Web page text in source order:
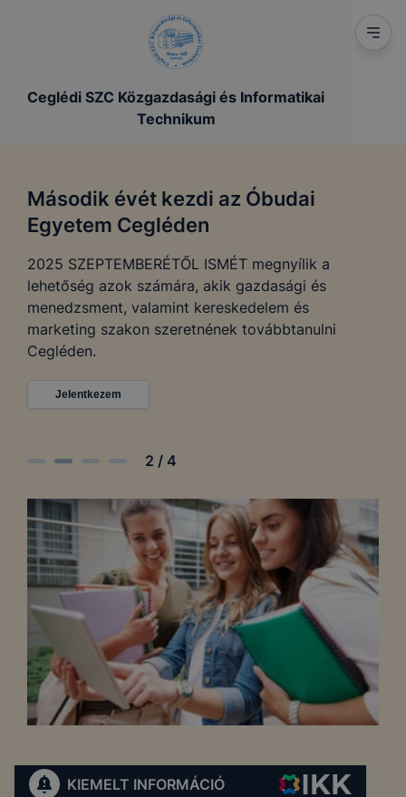
Ceglédi SZC Közgazdasági és Informatikai
Technikum
Második évét kezdi az Óbudai
Egyetem Cegléden
2025 SZEPTEMBERÉTŐL ISMÉT megnyílik a
lehetőség azok számára, akik gazdasági és
menedzsment, valamint kereskedelem és
marketing szakon szeretnének továbbtanulni
Cegléden.
Jelentkezem
2 / 4
KIEMELT INFORMÁCIÓ